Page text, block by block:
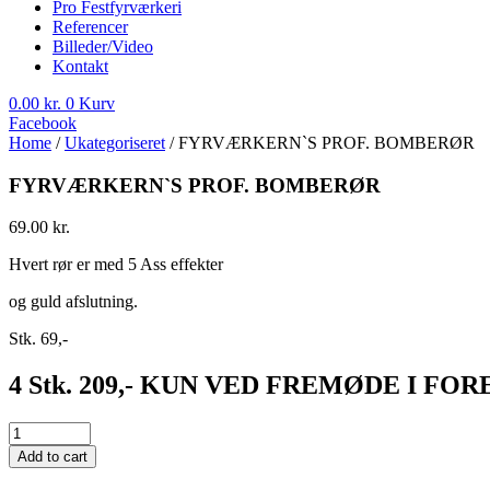
Pro Festfyrværkeri
Referencer
Billeder/Video
Kontakt
0.00 kr. 0 Kurv
Facebook
Home /Ukategoriseret / FYRVÆRKERN`S PROF. BOMBERØR
FYRVÆRKERN`S PROF. BOMBERØR
69.00 kr.
Hvert rør er med 5 Ass effekter
og guld afslutning.
Stk. 69,-
4 Stk. 209,- KUN VED FREMØDE I
FYRVÆRKERN`S
PROF.
BOMBERØR
Add to cart